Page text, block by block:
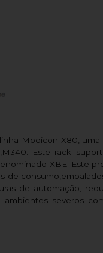
Modicon X80,
Este rack
XBE. Este
de automação,
severos